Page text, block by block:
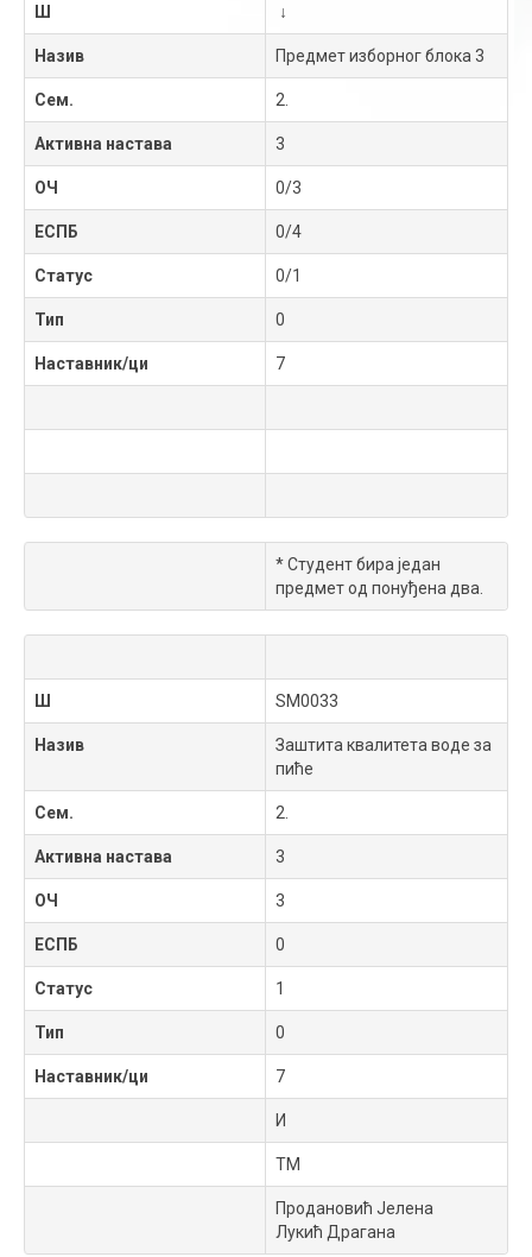
Ш ↓
Назив Предмет изборног блока 3
Сем. 2.
Активна настава 3
ОЧ 0/3
ЕСПБ 0/4
Статус 0/1
Тип 0
Наставник/ци 7
* Студент бира један
предмет од понуђена два.
Ш SM0033
Назив
Заштита квалитета воде за
пиће
Сем. 2.
Активна настава 3
ОЧ 3
ЕСПБ 0
Статус 1
Тип 0
Наставник/ци 7
И
ТМ
Продановић Јелена
Лукић Драгана